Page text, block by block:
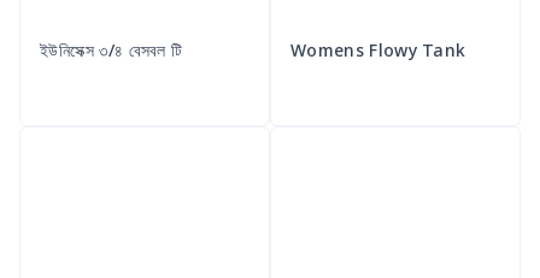
ইউনিসেক্স ৩/৪ বেসবল টি Womens Flowy Tank